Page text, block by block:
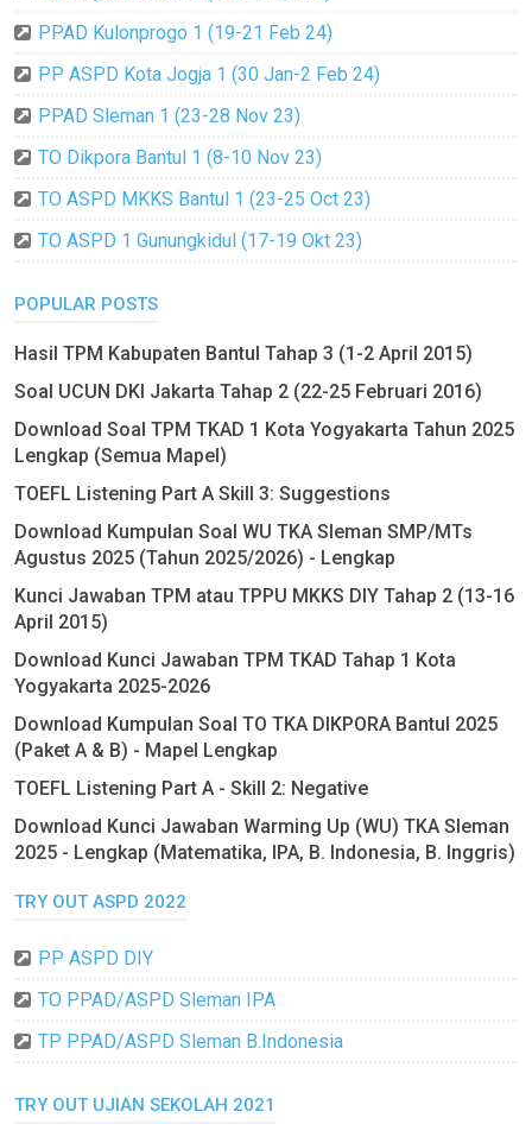
PPAD Kulonprogo 1 (19-21 Feb 24)
PP ASPD Kota Jogja 1 (30 Jan-2 Feb 24)
PPAD Sleman 1 (23-28 Nov 23)
TO Dikpora Bantul 1 (8-10 Nov 23)
TO ASPD MKKS Bantul 1 (23-25 Oct 23)
TO ASPD 1 Gunungkidul (17-19 Okt 23)
POPULAR POSTS
Hasil TPM Kabupaten Bantul Tahap 3 (1-2 April 2015)
Soal UCUN DKI Jakarta Tahap 2 (22-25 Februari 2016)
Download Soal TPM TKAD 1 Kota Yogyakarta Tahun 2025
Lengkap (Semua Mapel)
TOEFL Listening Part A Skill 3: Suggestions
Download Kumpulan Soal WU TKA Sleman SMP/MTs
Agustus 2025 (Tahun 2025/2026) - Lengkap
Kunci Jawaban TPM atau TPPU MKKS DIY Tahap 2 (13-16
April 2015)
Download Kunci Jawaban TPM TKAD Tahap 1 Kota
Yogyakarta 2025-2026
Download Kumpulan Soal TO TKA DIKPORA Bantul 2025
(Paket A & B) - Mapel Lengkap
TOEFL Listening Part A - Skill 2: Negative
Download Kunci Jawaban Warming Up (WU) TKA Sleman
2025 - Lengkap (Matematika, IPA, B. Indonesia, B. Inggris)
TRY OUT ASPD 2022
PP ASPD DIY
TO PPAD/ASPD Sleman IPA
TP PPAD/ASPD Sleman B.Indonesia
TRY OUT UJIAN SEKOLAH 2021